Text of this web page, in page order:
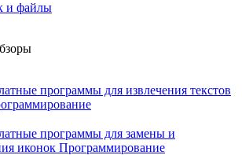
и файлы
программы для извлечения текстов
программы для замены и
иконок Программирование